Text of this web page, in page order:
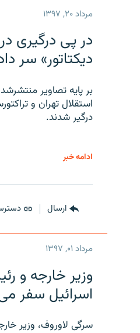
مرداد ۲۰, ۱۳۹۷
در پی درگیری
دیکتاتور» سر
بر پایه تصاویر
استقلال تهران و
درگیر شدند.
ادامه خبر
ارسال
مرداد ۰۱, ۱۳۹۷
وزیر خارجه و
اسرائیل سفر
سرگی لاوروف، وزیر